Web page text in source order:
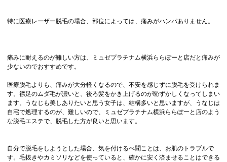
特に医療レーザー脱毛の場合、部位によっては、痛みがハンパありません。
痛みに耐えるのが難しい方は、ミュゼプラチナム横浜ららぽーと店だと痛みが
少ないのでおすすめです。
医療脱毛よりも、痛みが大分軽くなるので、不安を感じずに脱毛を受けられま
す。襟足のムダ毛が濃いと、後ろ髪をかき上げるのが恥ずかしくなってしまい
ます。うなじも美しありたいと思う女子は、結構多いと思いますが、うなじは
自宅で処理するのが、難しいので、ミュゼプラチナム横浜ららぽーと店のよう
な脱毛エステで、脱毛した方が良いと思います。
自分で脱毛をしようとした場合、気を付けるべ聞ことは、お肌のトラブルで
す。毛抜きやカミソリなどを使っていると、確かに安く済ませることはできる